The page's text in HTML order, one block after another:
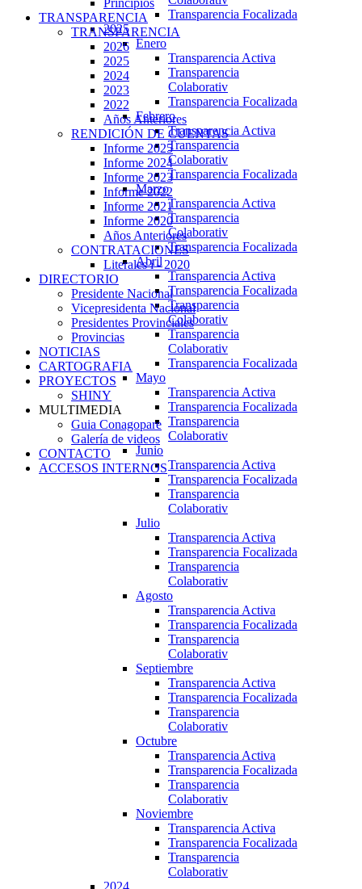
Transparencia Focalizada
2025
Enero
Transparencia Activa
Transparencia
Colaborativ
Transparencia Focalizada
Febrero
Transparencia Activa
Transparencia
Colaborativ
Transparencia Focalizada
Marzo
Transparencia Activa
Transparencia
Colaborativ
Transparencia Focalizada
Abril
Transparencia Activa
Transparencia Focalizada
Transparencia
Colaborativ
Transparencia
Colaborativ
Transparencia Focalizada
Mayo
Transparencia Activa
Transparencia Focalizada
Transparencia
Colaborativ
Junio
Transparencia Activa
Transparencia Focalizada
Transparencia
Colaborativ
Julio
Transparencia Activa
Transparencia Focalizada
Transparencia
Colaborativ
Agosto
Transparencia Activa
Transparencia Focalizada
Transparencia
Colaborativ
Septiembre
Transparencia Activa
Transparencia Focalizada
Transparencia
Colaborativ
Octubre
Transparencia Activa
Transparencia Focalizada
Transparencia
Colaborativ
Noviembre
Transparencia Activa
Transparencia Focalizada
Transparencia
Colaborativ
2024
Principios
TRANSPARENCIA
TRANSPARENCIA
2026
2025
2024
2023
2022
Años Anteriores
RENDICIÓN DE CUENTAS
Informe 2025
Informe 2024
Informe 2023
Informe 2022
Informe 2021
Informe 2020
Años Anteriores
CONTRATACIONES
Literales i - 2020
DIRECTORIO
Presidente Nacional
Vicepresidenta Nacional
Presidentes Provinciales
Provincias
NOTICIAS
CARTOGRAFIA
PROYECTOS
SHINY
MULTIMEDIA
Guia Conagopare
Galería de videos
CONTACTO
ACCESOS INTERNOS